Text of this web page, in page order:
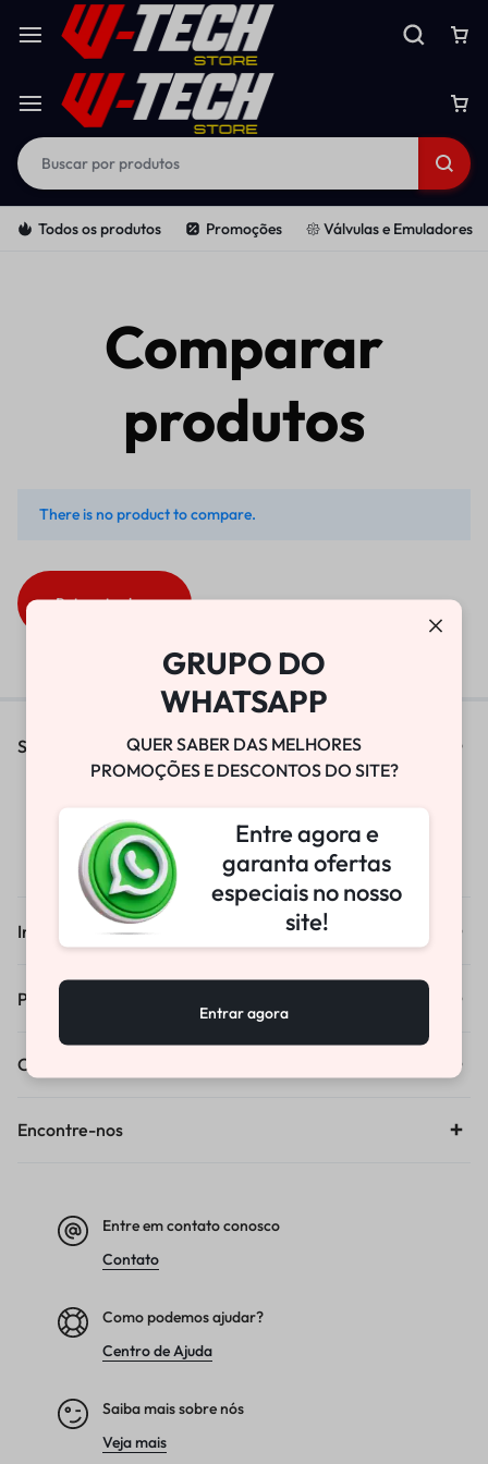
Todos os produtos Promoções 𑁍 Válvulas e Emuladores
Comparar
produtos
There is no product to compare.
Return to shop
Sobre
Blog & Noticias
Contato
Informações
Pedidos e Entregas
Compras
Encontre-nos
Entre em contato conosco
Contato
Como podemos ajudar?
Centro de Ajuda
Saiba mais sobre nós
Veja mais
GRUPO DO
WHATSAPP
QUER SABER DAS MELHORES
PROMOÇÕES E DESCONTOS DO SITE?
Entre agora e
garanta ofertas
especiais no nosso
site!
Entrar agora